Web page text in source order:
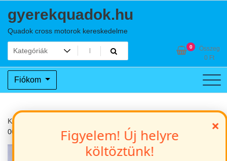
gyerekquadok.hu
Quadok cross motorok kereskedelme
0
Összeg
0 Ft
Fiókom
Kezdőlap
001 fekete
×
Figyelem! Új helyre
költöztünk!